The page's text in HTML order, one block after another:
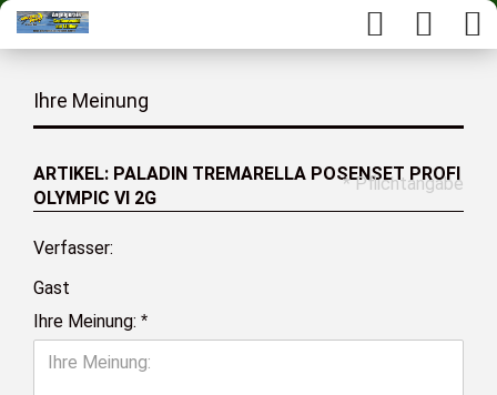
Ihre Meinung
ARTIKEL: PALADIN TREMARELLA POSENSET PROFI
OLYMPIC VI 2G
Verfasser:
Gast
Ihre Meinung:
* Pflichtangabe